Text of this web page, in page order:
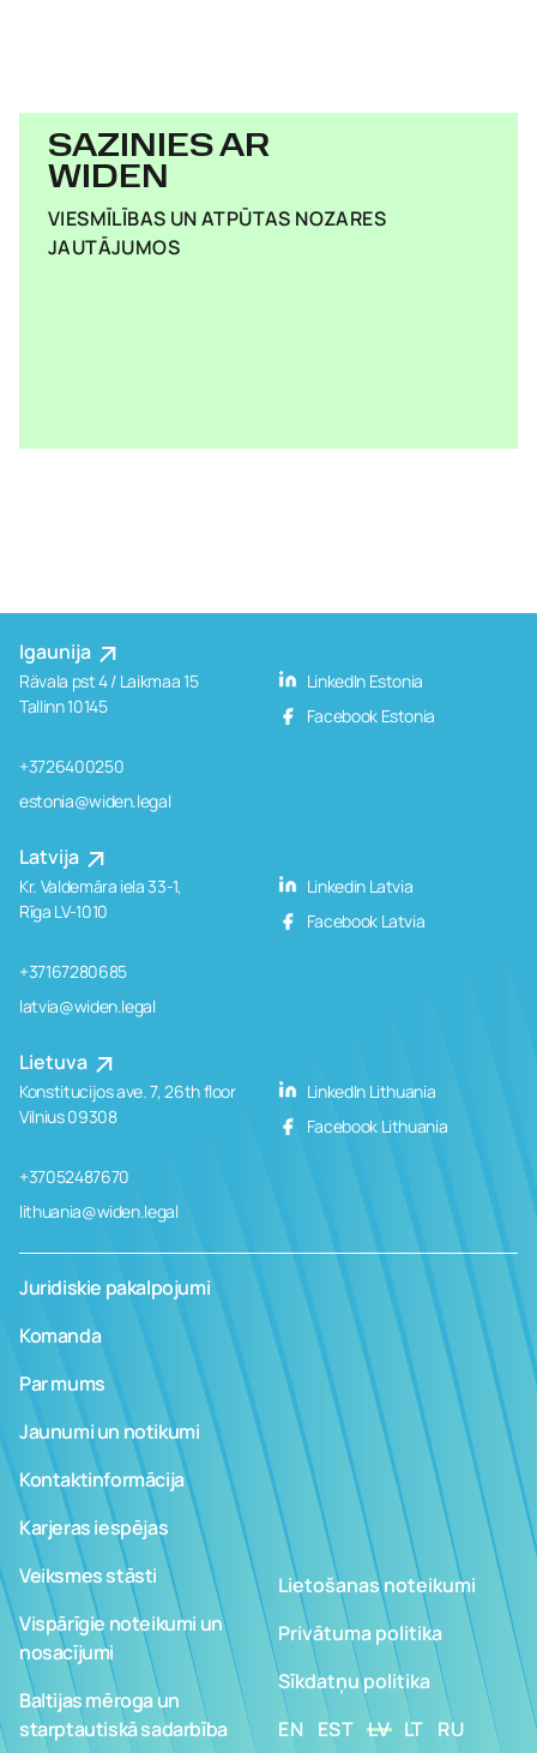
SAZINIES AR
WIDEN
VIESMĪLĪBAS UN ATPŪTAS NOZARES
JAUTĀJUMOS
Igaunija
Rävala pst 4 / Laikmaa 15
Tallinn 10145
+3726400250
estonia@widen.legal
LinkedIn Estonia
Facebook Estonia
Latvija
Kr. Valdemāra iela 33-1,
Rīga LV-1010
+37167280685
latvia@widen.legal
Linkedin Latvia
Facebook Latvia
Lietuva
Konstitucijos ave. 7, 26th floor
Vilnius 09308
+37052487670
lithuania@widen.legal
LinkedIn Lithuania
Facebook Lithuania
Juridiskie pakalpojumi
Komanda
Par mums
Jaunumi un notikumi
Kontaktinformācija
Karjeras iespējas
Veiksmes stāsti
Vispārīgie noteikumi un
nosacījumi
Baltijas mēroga un
starptautiskā sadarbība
Lietošanas noteikumi
Privātuma politika
Sīkdatņu politika
EN EST LV LT RU